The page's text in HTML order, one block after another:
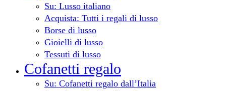
Su: Lusso italiano
Acquista: Tutti i regali di lusso
Borse di lusso
Gioielli di lusso
Tessuti di lusso
Cofanetti regalo
Su: Cofanetti regalo dall’Italia